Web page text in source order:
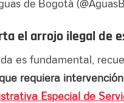
de Bogotá
el arrojo ilegal de
es fundamental,
requiera
Especial de